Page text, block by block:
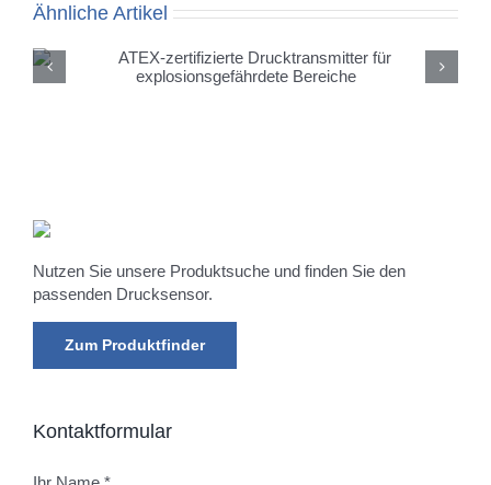
Ähnliche Artikel
AMS 6832 – Miniatur-Drucksensor jetzt mit
Nutzen Sie unsere Produktsuche und finden Sie den
passenden Drucksensor.
Zum Produktfinder
Kontaktformular